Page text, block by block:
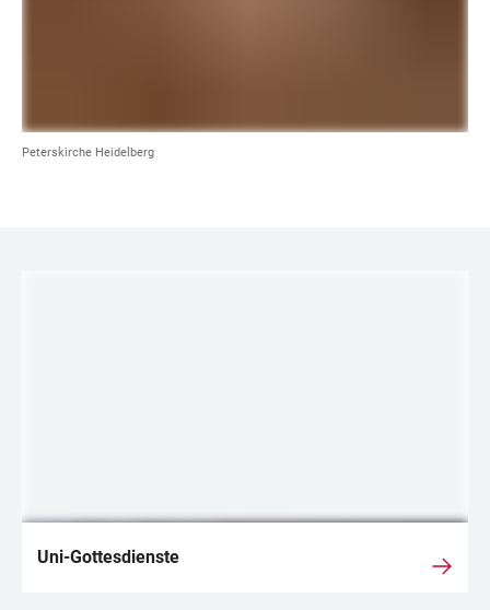
Peterskirche Heidelberg
Uni-Gottesdienste